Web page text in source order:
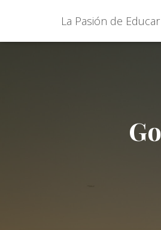
La Pasión de Educar